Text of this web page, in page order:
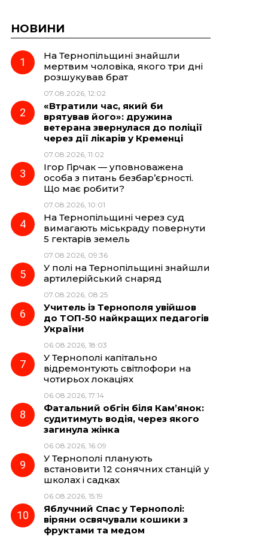
НОВИНИ
На Тернопільщині знайшли
мертвим чоловіка, якого три дні
розшукував брат
07.08.2026, 12:02
«Втратили час, який би
врятував його»: дружина
ветерана звернулася до поліції
через дії лікарів у Кременці
07.08.2026, 11:02
Ігор Гірчак — уповноважена
особа з питань безбар’єрності.
Що має робити?
07.08.2026, 10:01
На Тернопільщині через суд
вимагають міськраду повернути
5 гектарів земель
07.08.2026, 09:36
У полі на Тернопільщині знайшли
артилерійський снаряд
07.08.2026, 08:25
Учитель із Тернополя увійшов
до ТОП-50 найкращих педагогів
України
06.08.2026, 18:03
У Тернополі капітально
відремонтують світлофори на
чотирьох локаціях
06.08.2026, 17:14
Фатальний обгін біля Кам’янок:
судитимуть водія, через якого
загинула жінка
06.08.2026, 16:09
У Тернополі планують
встановити 12 сонячних станцій у
школах і садках
06.08.2026, 15:19
Яблучний Спас у Тернополі:
віряни освячували кошики з
фруктами та медом